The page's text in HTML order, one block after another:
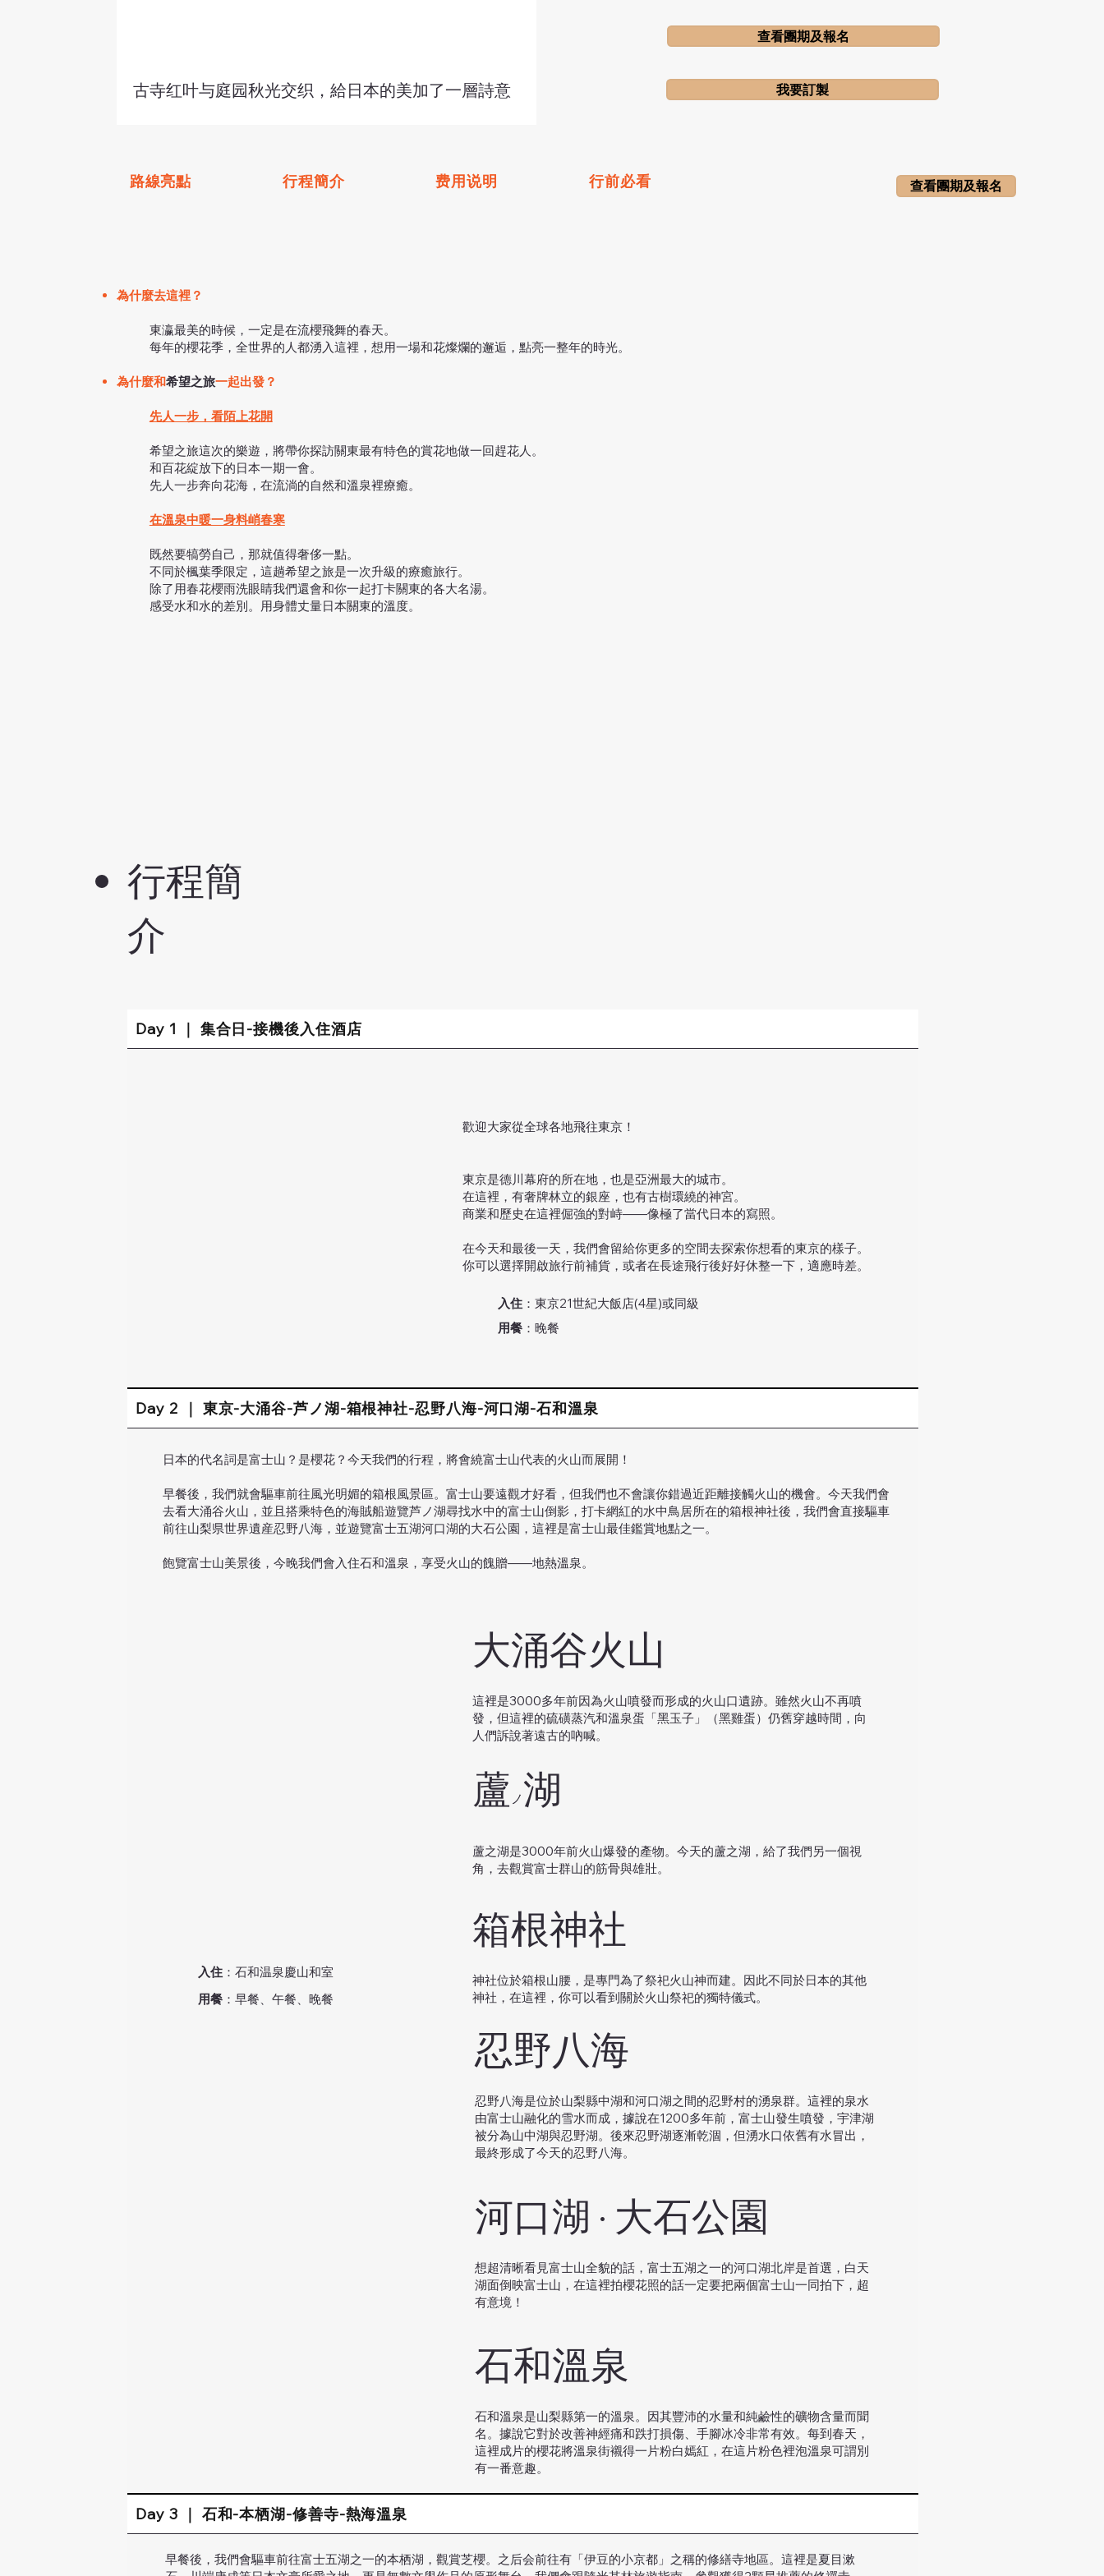
查看團期及報名
我要訂製
古寺红叶与庭园秋光交织，給日本的美加了一層詩意
行程簡
介
Day 1 ｜ 集合日-接機後入住酒店
入住 ：東京21世紀大飯店(4星)或同級
用餐 ：晚餐
東京是德川幕府的所在地，也是亞洲最大的城市。
在這裡，有奢牌林立的銀座，也有古樹環繞的神宮。
商業和歷史在這裡倔強的對峙——像極了當代日本的寫照。
在今天和最後一天，我們會留給你更多的空間去探索你想看的東京的樣子。
你可以選擇開啟旅行前補貨，或者在長途飛行後​好好休整一下，適應時差。
歡迎大家從全球各地飛往東京！
Day 2 ｜ 東京-大涌谷-芦ノ湖-箱根神社-忍野八海-河口湖-石和溫泉
入住：石和温泉慶山和室
用餐​：早餐、午餐、晚餐
日本的代名詞是富士山？是櫻花？今天我們的行程，將會繞富士山代表的火山而展開！
​早餐後，我們就會驅車前往風光明媚的箱根風景區。富士山要遠觀才好看，但我們也不會讓你錯過近距離接觸火山的機會。今天我們會
去看大涌谷火山，並且搭乘特色的海賊船遊覽芦ノ湖尋找水中的富士山倒影，打卡網紅的水中鳥居所在的箱根神社後，我們會直接驅車
前往山梨県世界遺産忍野八海，並遊覽富士五湖河口湖的大石公園，這裡是富士山最佳鑑賞地點之一。
飽覽富士山美景後，今晚我們會入住石和溫泉，享受火山的餽贈——地熱溫泉。
這裡是3000多年前因為火山噴發而形成的火山口遺跡。雖然火山不再噴
發，但這裡的硫磺蒸汽和溫泉蛋「黑玉子」（黑雞蛋）仍舊穿越時間，向
人們訴說著遠古的吶喊。
大涌谷火山
蘆之湖是3000年前火山爆發的產物。今天的蘆之湖，給了我們另一個視
角，去觀賞富士群山的筋骨與雄壯。
​蘆 ノ 湖
神社位於箱根山腰，是專門為了祭祀火山神而建。因此不同於日本的其他
神社，在這裡，你可以看到關於火山祭祀的獨特儀式。
箱根神社
忍野八海是位於山梨縣中湖和河口湖之間的忍野村的湧泉群。這裡的泉水
由富士山融化的雪水而成，據說在1200多年前，富士山發生噴發，宇津湖
被分為山中湖與忍野湖。後來忍野湖逐漸乾涸，但湧水口依舊有水冒出，
最終形成了今天的忍野八海。
忍野八海
想超清晰看見富士山全貌的話，富士五湖之一的河口湖北岸是首選，白天
湖面倒映富士山，在這裡拍櫻花照的話一定要把兩個富士山一同拍下，超
有意境！
河口湖 · 大石公園
石和溫泉是山梨縣第一的溫泉。因其豐沛的水量和純鹼性的礦物含量而聞
名。據說它對於改善神經痛和跌打損傷、手腳冰冷非常有效。每到春天，
這裡成片的櫻花將溫泉街襯得一片粉白嫣紅，在這片粉色裡泡溫泉可謂別
有一番意趣。
石和溫泉
Day 3 ｜ 石和-本栖湖-修善寺-熱海溫泉
早餐後，我們會驅車前往富士五湖之一的本栖湖，觀賞芝櫻。之后会前往有「伊豆的小京都」之稱的修繕寺地區。這裡是夏目漱
為什麼去這裡？
東瀛最美的時候，一定是在流櫻飛舞的春天。
每年的櫻花季，全世界的人都湧入這裡，想用一場和花燦爛的邂逅，點亮一整年的時光。
為什麼和希望之旅一起出發？
先人一步，看陌上花開
希望之旅這次的樂遊，將帶你探訪關東最有特色的賞花地做一回趕花人。
和百花綻放下的日本一期一會。
先人一步奔向花海，在流淌的自然和溫泉裡療癒。
在溫泉中暖一身料峭春寒
既然要犒勞自己，那就值得奢侈一點。
不同於楓葉季限定，這趟希望之旅是一次升級的療癒旅行。
除了用春花櫻雨洗眼睛我們還會和你一起打卡關東的各大名湯。
感受水和水的差別。用身體丈量日本關東的溫度。
路線亮點 行程簡介 费用说明 行前必看 查看團期及報名